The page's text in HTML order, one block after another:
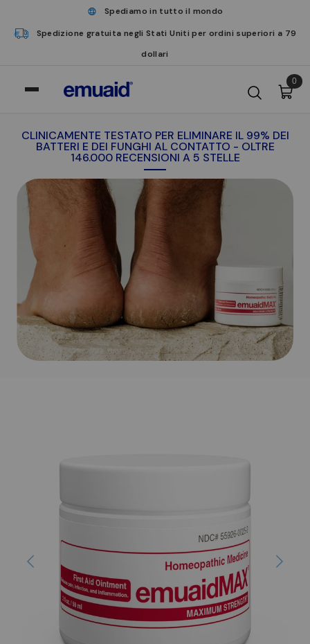
Spediamo in tutto il mondo
Spedizione gratuita negli Stati Uniti per ordini superiori a 79
dollari
0
CLINICAMENTE TESTATO PER ELIMINARE IL 99% DEI
BATTERI E DEI FUNGHI AL CONTATTO - OLTRE
146.000 RECENSIONI A 5 STELLE